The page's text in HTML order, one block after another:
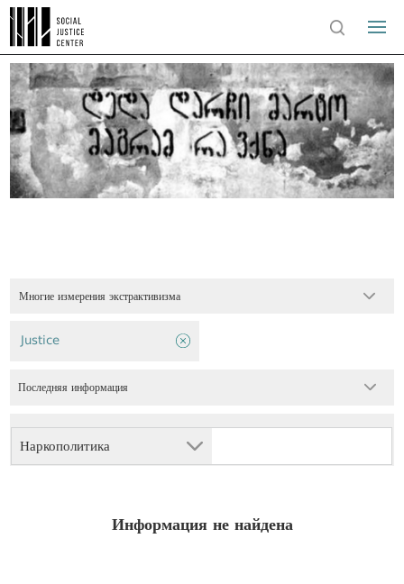
Многие измерения экстрактивизма
Наркополитика
Justice
Последняя информация
Информация не найдена